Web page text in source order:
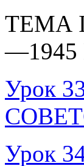
ТЕМА
—1945
Урок
Урок